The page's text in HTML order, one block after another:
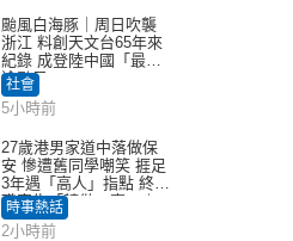
颱風白海豚｜周日吹襲
浙江 料創天文台65年來
紀錄 成登陸中國「最長
途颱風」
社會
5小時前
27歲港男家道中落做保
安 慘遭舊同學嘲笑 捱足
3年遇「高人」指點 終辭
職宣告「轉做一事」｜
Juicy叮
時事熱話
2小時前